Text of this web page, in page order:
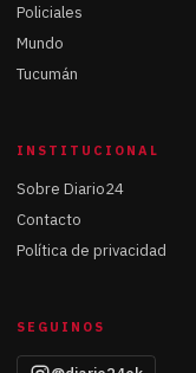
Policiales
Mundo
Tucumán
INSTITUCIONAL
Sobre Diario24
Contacto
Política de privacidad
SEGUINOS